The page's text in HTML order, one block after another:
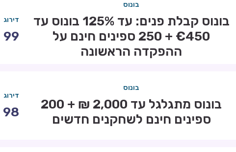
בונוס
בונוס קבלת פנים: עד 125% בונוס עד
€450 + 250 ספינים חינם על
ההפקדה הראשונה
דירוג
99
בונוס
בונוס מתגלגל עד 2,000 ₪ + 200
ספינים חינם לשחקנים חדשים
דירוג
98